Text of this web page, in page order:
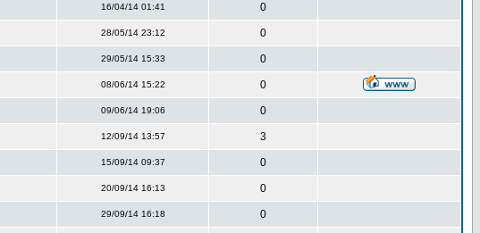
16/04/14 01:41 0
28/05/14 23:12 0
29/05/14 15:33 0
08/06/14 15:22 0
09/06/14 19:06 0
12/09/14 13:57 3
15/09/14 09:37 0
20/09/14 16:13 0
29/09/14 16:18 0